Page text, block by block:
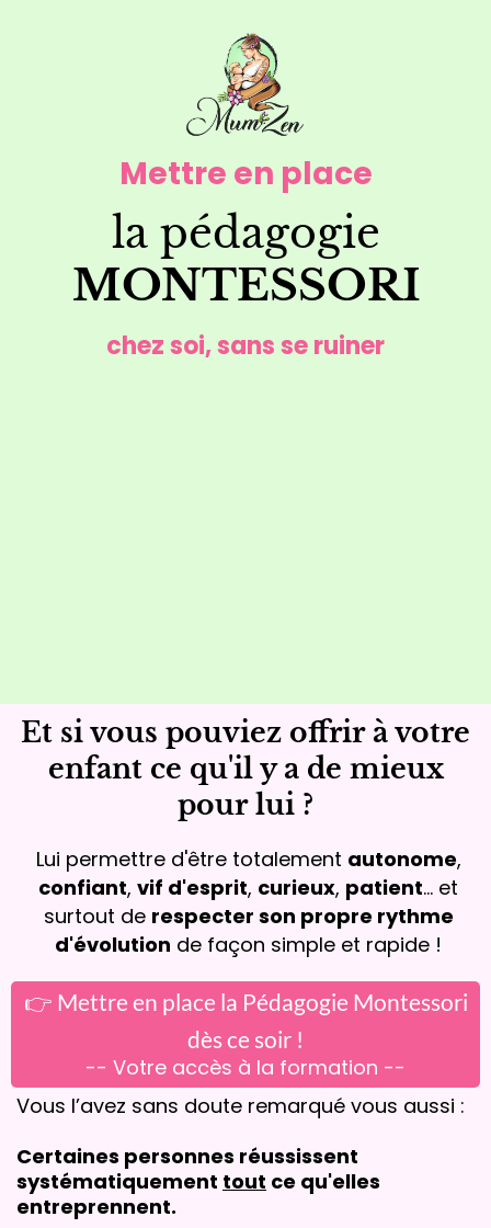
Mettre en place
la pédagogie
MONTESSORI
chez soi, sans se ruiner
Et si vous pouviez offrir à votre
enfant ce qu'il y a de mieux
pour lui ?
Lui permettre d'être totalement autonome,
confiant, vif d'esprit, curieux, patient... et
surtout de respecter son propre rythme
d'évolution de façon simple et rapide !
👉 Mettre en place la Pédagogie Montessori
dès ce soir !
-- Votre accès à la formation --
Vous l’avez sans doute remarqué vous aussi :
Certaines personnes réussissent
systématiquement tout ce qu'elles
entreprennent.